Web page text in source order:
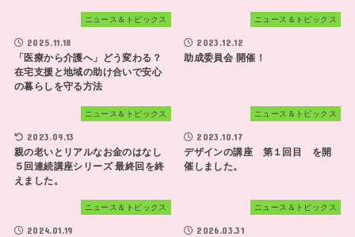
ニュース＆トピックス
2025.11.18
「医療から介護へ」どう変わる？
在宅支援と地域の助け合いで安心
の暮らしを守る方法
ニュース＆トピックス
2023.12.12
助成委員会 開催！
ニュース＆トピックス
2023.09.13
親の老いとリアルなお金のはなし
５回連続講座シリーズ 最終回を終
えました。
ニュース＆トピックス
2023.10.17
デザインの講座 第１回目 を開
催しました。
ニュース＆トピックス
2024.01.19
ニュース＆トピックス
2026.03.31